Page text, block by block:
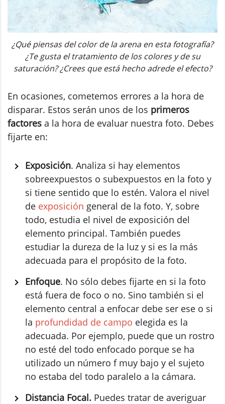
¿Qué piensas del color de la arena en esta fotografía?
¿Te gusta el tratamiento de los colores y de su
saturación? ¿Crees que está hecho adrede el efecto?
En ocasiones, cometemos errores a la hora de
disparar. Estos serán unos de los primeros
factores a la hora de evaluar nuestra foto. Debes
fijarte en:
Exposición. Analiza si hay elementos
sobreexpuestos o subexpuestos en la foto y
si tiene sentido que lo estén. Valora el nivel
de exposición general de la foto. Y, sobre
todo, estudia el nivel de exposición del
elemento principal. También puedes
estudiar la dureza de la luz y si es la más
adecuada para el propósito de la foto.
Enfoque. No sólo debes fijarte en si la foto
está fuera de foco o no. Sino también si el
elemento central a enfocar debe ser ese o si
la profundidad de campo elegida es la
adecuada. Por ejemplo, puede que un rostro
no esté del todo enfocado porque se ha
utilizado un número f muy bajo y el sujeto
no estaba del todo paralelo a la cámara.
Distancia Focal. Puedes tratar de averiguar